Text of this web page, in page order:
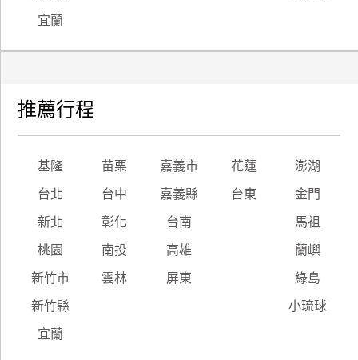
宜蘭
推薦行程
基隆 苗栗 嘉義市 花蓮 澎湖
台北 台中 嘉義縣 台東 金門
新北 彰化 台南 馬祖
桃園 南投 高雄 蘭嶼
新竹市 雲林 屏東 綠島
新竹縣 小琉球
宜蘭